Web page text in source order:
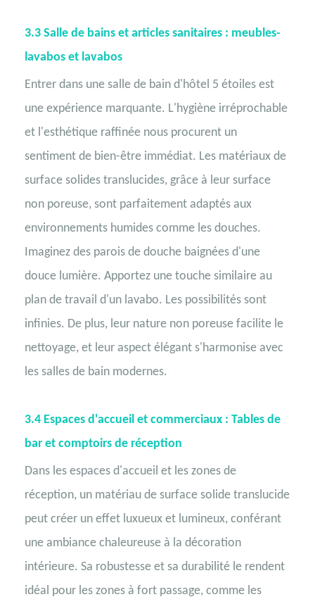
3.3 Salle de bains et articles sanitaires : meubles-
lavabos et lavabos
Entrer dans une salle de bain d'hôtel 5 étoiles est
une expérience marquante. L'hygiène irréprochable
et l'esthétique raffinée nous procurent un
sentiment de bien-être immédiat. Les matériaux de
surface solides translucides, grâce à leur surface
non poreuse, sont parfaitement adaptés aux
environnements humides comme les douches.
Imaginez des parois de douche baignées d'une
douce lumière. Apportez une touche similaire au
plan de travail d'un lavabo. Les possibilités sont
infinies. De plus, leur nature non poreuse facilite le
nettoyage, et leur aspect élégant s'harmonise avec
les salles de bain modernes.
3.4 Espaces d'accueil et commerciaux : Tables de
bar et comptoirs de réception
Dans les espaces d'accueil et les zones de
réception, un matériau de surface solide translucide
peut créer un effet luxueux et lumineux, conférant
une ambiance chaleureuse à la décoration
intérieure. Sa robustesse et sa durabilité le rendent
idéal pour les zones à fort passage, comme les